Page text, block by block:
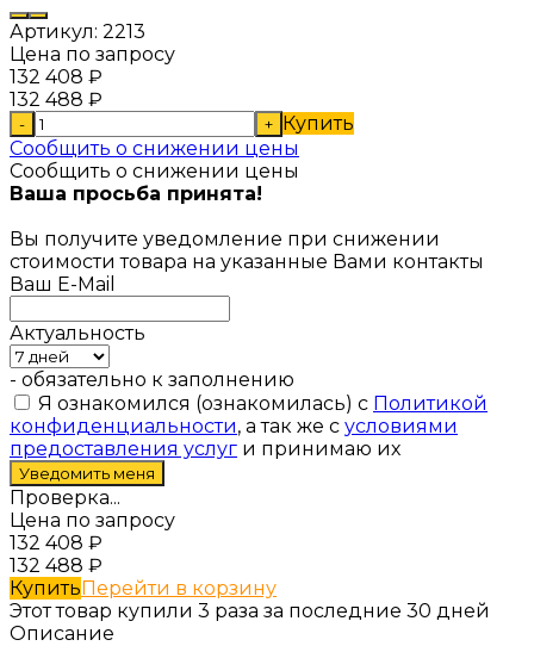
Артикул: 2213
Цена по запросу
132 408 ₽
132 488 ₽
- + Купить
Сообщить о снижении цены
Сообщить о снижении цены
Ваша просьба принята!
Вы получите уведомление при снижении
стоимости товара на указанные Вами контакты
Ваш E-Mail
Актуальность
- обязательно к заполнению
Я ознакомился (ознакомилась) с Политикой
конфиденциальности, а так же с условиями
предоставления услуг и принимаю их
Проверка...
Цена по запросу
132 408 ₽
132 488 ₽
КупитьПерейти в корзину
Этот товар купили 3 раза за последние 30 дней
Описание